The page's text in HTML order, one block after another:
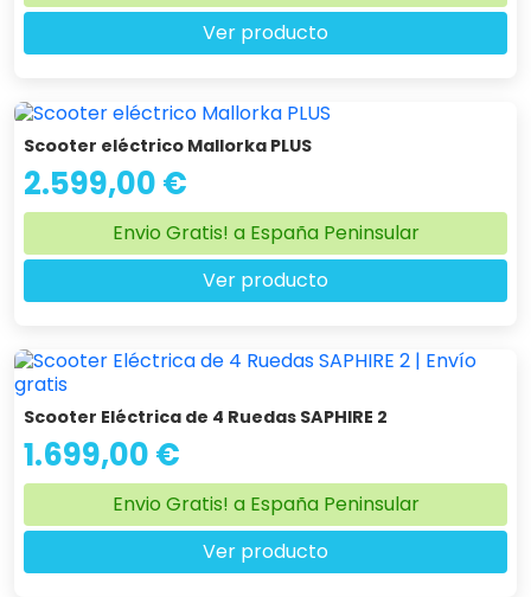
Ver producto
Scooter eléctrico Mallorka PLUS
2.599,00 €
Envio Gratis! a España Peninsular
Ver producto
Scooter Eléctrica de 4 Ruedas SAPHIRE 2
1.699,00 €
Envio Gratis! a España Peninsular
Ver producto